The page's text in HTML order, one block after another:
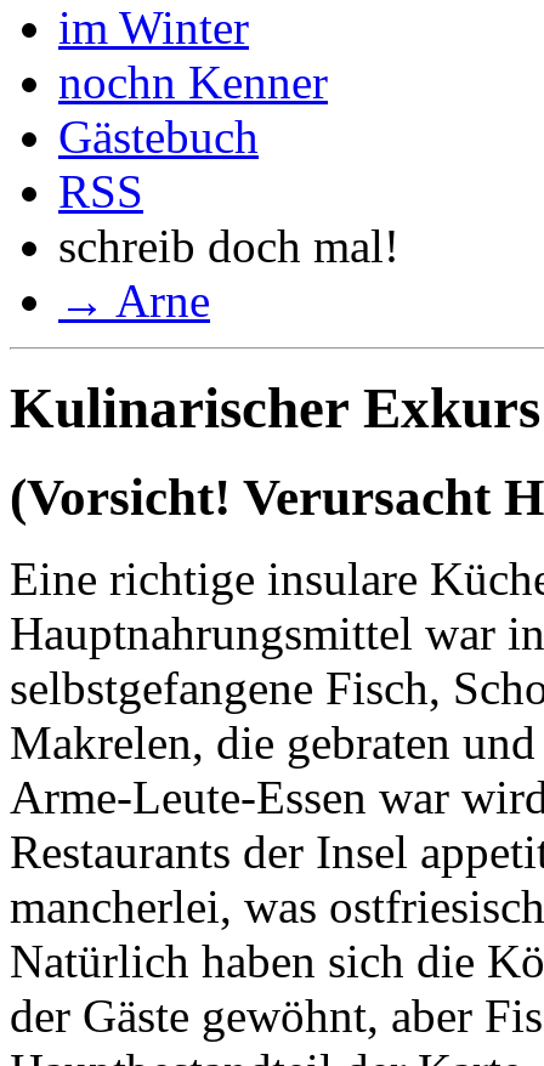
im Winter
nochn Kenner
Gästebuch
RSS
schreib doch mal!
→ Arne
Kulinarischer Exkurs
(Vorsicht! Verursacht
Eine richtige insulare
Hauptnahrungsmittel war
selbstgefangene Fisch,
Makrelen, die gebraten
Arme-Leute-Essen war
Restaurants der Insel
mancherlei, was
Natürlich haben sich die
der Gäste gewöhnt, aber